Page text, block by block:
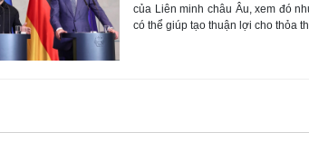
của Liên minh châu Âu, xem đó
có thể giúp tạo thuận lợi cho thỏa